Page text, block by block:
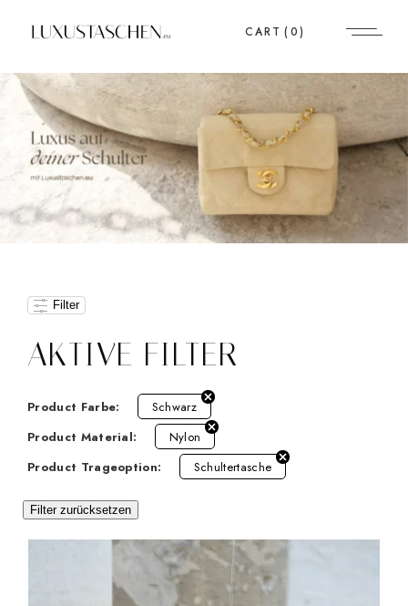
CART (0)
Filter
AKTIVE FILTER
Product Farbe:
Schwarz
Product Material:
Nylon
Product Trageoption:
Schultertasche
Filter zurücksetzen